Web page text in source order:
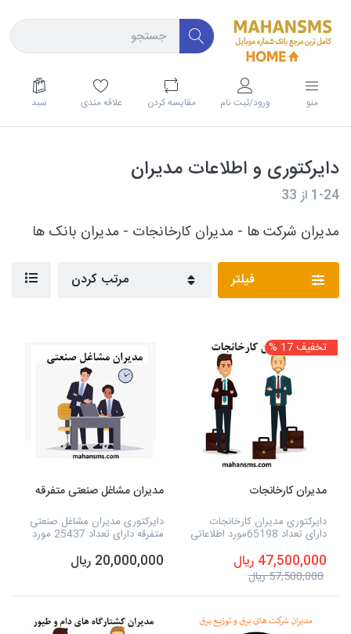
منو ورود/ثبت نام مقايسه كردن علاقه مندی سبد
دایرکتوری و اطلاعات مدیران
1-24 از33
مدیران شرکت ها - مدیران کارخانجات - مدیران بانک ها
فیلتر مرتب کردن
تخفیف 17 %
مدیران کارخانجات
دایرکتوری مدیران کارخانجات
دارای تعداد 65198مورد اطلاعاتی
شماره تلفن، آدرس، شماره همراه
و تفکیک استان ها و... می شود و
به صورت...
47,500,000 ریال
57,500,000 ریال
مدیران مشاغل صنعتی متفرقه
دایرکتوری مدیران مشاغل صنعتی
متفرقه دارای تعداد 25437 مورد
نام مدیر، شماره تلفن، آدرس،
شماره همراه و سایت و... می
20,000,000 ریال